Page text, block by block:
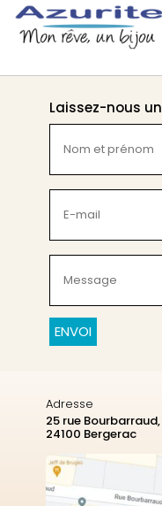
Laissez-nous
et
prénom
(Nécessaire)
mail
(Nécessaire)
(Nécessaire)
CAPTCHA
Adresse
25 rue
24100 Bergerac